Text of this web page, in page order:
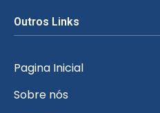
Outros Links
Pagina Inicial
Sobre nós